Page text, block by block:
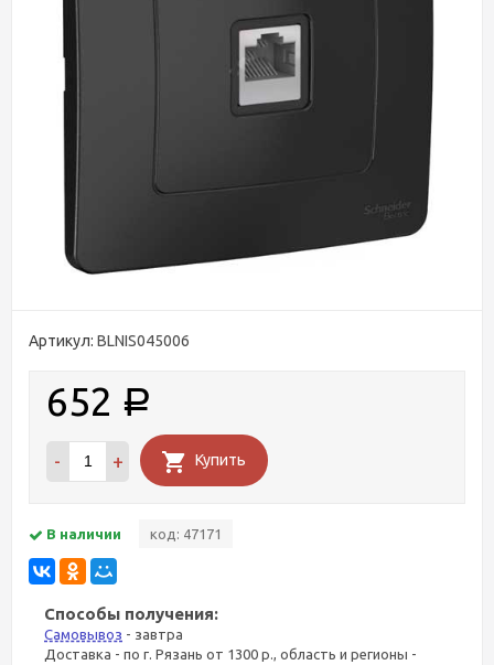
Артикул: BLNIS045006
652 Р
- + Купить
В наличии код: 47171
Способы получения:
Самовывоз - завтра
Доставка - по г. Рязань от 1300 р., область и регионы -